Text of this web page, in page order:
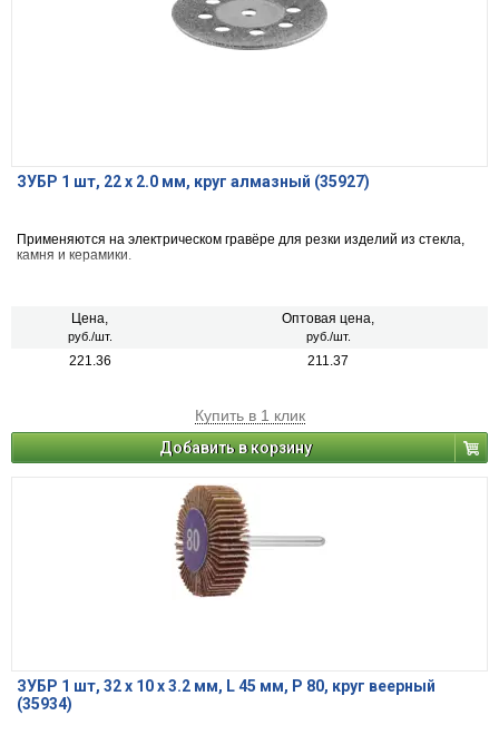
ЗУБР 1 шт, 22 х 2.0 мм, круг алмазный (35927)
Применяются на электрическом гравёре для резки изделий из стекла,
камня и керамики.
Цена,
руб./шт.
Оптовая цена,
руб./шт.
221.36 211.37
Купить в 1 клик
Добавить в корзину
ЗУБР 1 шт, 32 x 10 x 3.2 мм, L 45 мм, P 80, круг веерный
(35934)